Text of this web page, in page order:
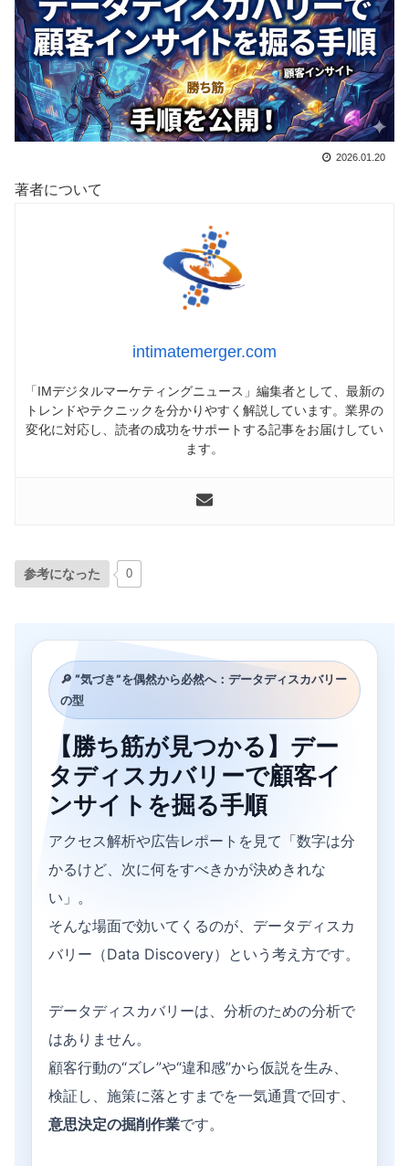
2026.01.20
著者について
intimatemerger.com
「IMデジタルマーケティングニュース」編集者として、最新の
トレンドやテクニックを分かりやすく解説しています。業界の
変化に対応し、読者の成功をサポートする記事をお届けしてい
ます。
参考になった 0
🔎 “気づき”を偶然から必然へ：データディスカバリー
の型
【勝ち筋が見つかる】デー
タディスカバリーで顧客イ
ンサイトを掘る手順
アクセス解析や広告レポートを見て「数字は分
かるけど、次に何をすべきかが決めきれな
い」。
そんな場面で効いてくるのが、データディスカ
バリー（Data Discovery）という考え方です。
データディスカバリーは、分析のための分析で
はありません。
顧客行動の“ズレ”や“違和感”から仮説を生み、
検証し、施策に落とすまでを一気通貫で回す、
意思決定の掘削作業です。